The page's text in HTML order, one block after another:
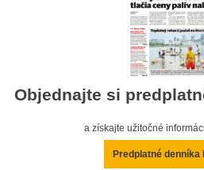
Objednajte si
a získajte užitočné
Predplatné denníka